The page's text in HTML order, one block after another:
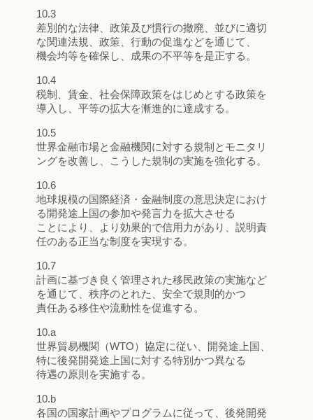
10.3
差別的な法律、政策及び慣行の撤廃、並びに適切
な関連法規、政策、行動の促進などを通じて、
機会均等を確保し、成果の不平等を是正する。
10.4
税制、賃金、社会保障政策をはじめとする政策を
導入し、平等の拡大を漸進的に達成する。
10.5
世界金融市場と金融機関に対する規制とモニタリ
ングを改善し、こうした規制の実施を強化する。
10.6
地球規模の国際経済・金融制度の意思決定におけ
る開発途上国の参加や発言力を拡大させる
ことにより、より効果的で信用力があり、説明責
任のある正当な制度を実現する。
10.7
計画に基づき良く管理された移民政策の実施など
を通じて、秩序のとれた、安全で規則的かつ
責任ある移住や流動性を促進する。
10.a
世界貿易機関（WTO）協定に従い、開発途上国、
特に後発開発途上国に対する特別かつ異なる
待遇の原則を実施する。
10.b
各国の国家計画やプログラムに従って、後発開発